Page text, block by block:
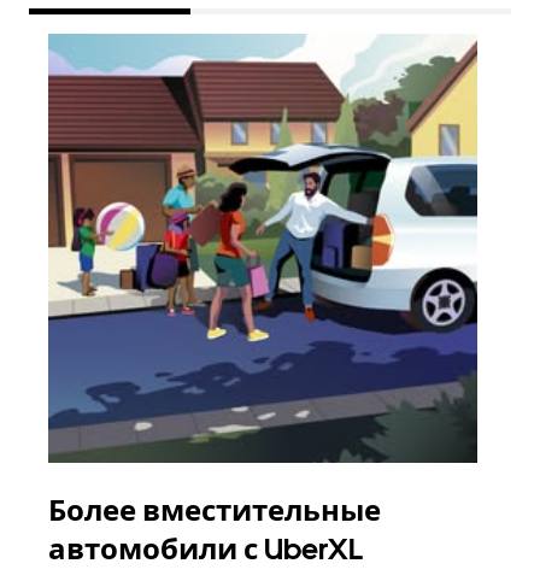
Более вместительные
автомобили с UberXL